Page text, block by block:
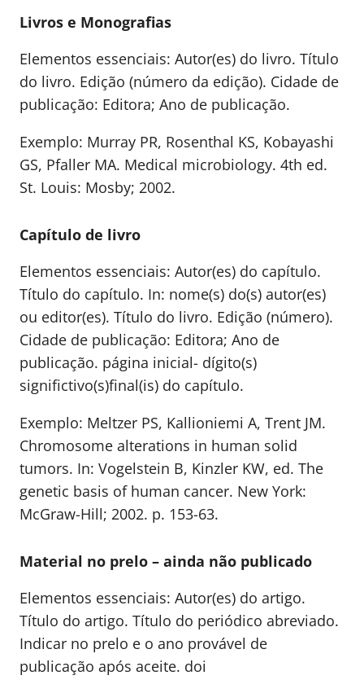
Livros e Monografias
Elementos essenciais: Autor(es) do livro. Título
do livro. Edição (número da edição). Cidade de
publicação: Editora; Ano de publicação.
Exemplo: Murray PR, Rosenthal KS, Kobayashi
GS, Pfaller MA. Medical microbiology. 4th ed.
St. Louis: Mosby; 2002.
Capítulo de livro
Elementos essenciais: Autor(es) do capítulo.
Título do capítulo. In: nome(s) do(s) autor(es)
ou editor(es). Título do livro. Edição (número).
Cidade de publicação: Editora; Ano de
publicação. página inicial- dígito(s)
significtivo(s)final(is) do capítulo.
Exemplo: Meltzer PS, Kallioniemi A, Trent JM.
Chromosome alterations in human solid
tumors. In: Vogelstein B, Kinzler KW, ed. The
genetic basis of human cancer. New York:
McGraw-Hill; 2002. p. 153-63.
Material no prelo – ainda não publicado
Elementos essenciais: Autor(es) do artigo.
Título do artigo. Título do periódico abreviado.
Indicar no prelo e o ano provável de
publicação após aceite. doi